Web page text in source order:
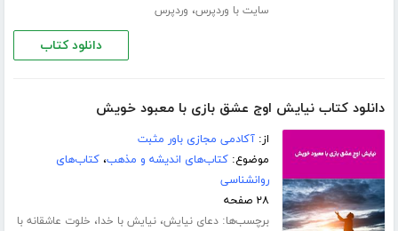
سایت با وردپرس، وردپرس
دانلود کتاب
دانلود کتاب نیایش اوج عشق بازی با معبود خویش
از:آکادمی مجازی باور مثبت
موضوع:کتاب‌های اندیشه و مذهب،کتاب‌های
روانشناسی
۲۸ صفحه
برچسب‌ها:دعای نیایش،نیایش با خدا، خلوت عاشقانه با